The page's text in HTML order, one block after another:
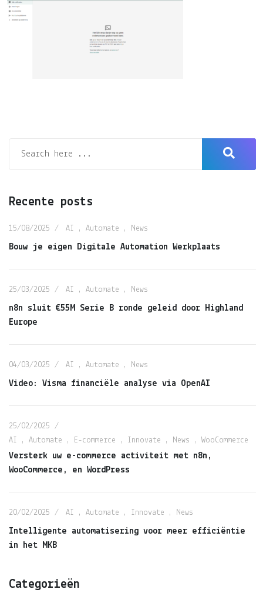
Recente posts
15/08/2025 AI , Automate , News
Bouw je eigen Digitale Automation Werkplaats
25/03/2025 AI , Automate , News
n8n sluit €55M Serie B ronde geleid door Highland
Europe
04/03/2025 AI , Automate , News
Video: Visma financiële analyse via OpenAI
25/02/2025
AI , Automate , E-commerce , Innovate , News , WooCommerce
Versterk uw e-commerce activiteit met n8n,
WooCommerce, en WordPress
20/02/2025 AI , Automate , Innovate , News
Intelligente automatisering voor meer efficiëntie
in het MKB
Categorieën